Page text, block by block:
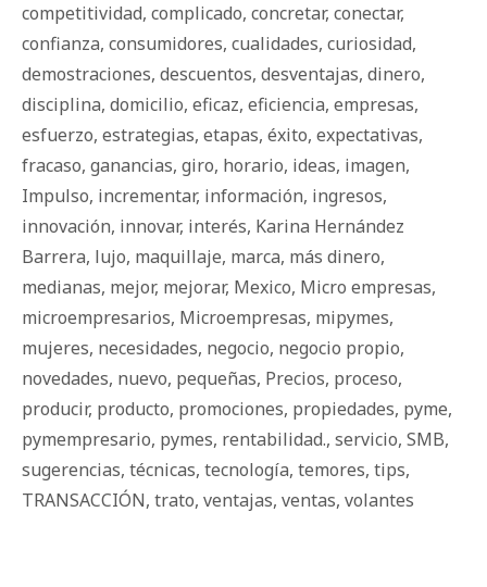
competitividad, complicado, concretar, conectar,
confianza, consumidores, cualidades, curiosidad,
demostraciones, descuentos, desventajas, dinero,
disciplina, domicilio, eficaz, eficiencia, empresas,
esfuerzo, estrategias, etapas, éxito, expectativas,
fracaso, ganancias, giro, horario, ideas, imagen,
Impulso, incrementar, información, ingresos,
innovación, innovar, interés, Karina Hernández
Barrera, lujo, maquillaje, marca, más dinero,
medianas, mejor, mejorar, Mexico, Micro empresas,
microempresarios, Microempresas, mipymes,
mujeres, necesidades, negocio, negocio propio,
novedades, nuevo, pequeñas, Precios, proceso,
producir, producto, promociones, propiedades, pyme,
pymempresario, pymes, rentabilidad., servicio, SMB,
sugerencias, técnicas, tecnología, temores, tips,
TRANSACCIÓN, trato, ventajas, ventas, volantes